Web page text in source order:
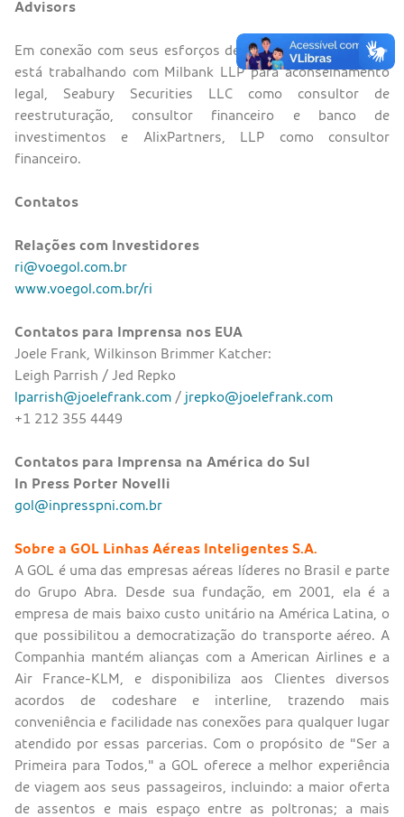
Advisors
Em conexão com seus esforços de reestruturação, a GOL
está trabalhando com Milbank LLP para aconselhamento
legal, Seabury Securities LLC como consultor de
reestruturação, consultor financeiro e banco de
investimentos e AlixPartners, LLP como consultor
financeiro.
Contatos
Relações com Investidores
ri@voegol.com.br
www.voegol.com.br/ri
Contatos para Imprensa nos EUA
Joele Frank, Wilkinson Brimmer Katcher:
Leigh Parrish / Jed Repko
lparrish@joelefrank.com / jrepko@joelefrank.com
+1 212 355 4449
Contatos para Imprensa na América do Sul
In Press Porter Novelli
gol@inpresspni.com.br
Sobre a GOL Linhas Aéreas Inteligentes S.A.
A GOL é uma das empresas aéreas líderes no Brasil e parte
do Grupo Abra. Desde sua fundação, em 2001, ela é a
empresa de mais baixo custo unitário na América Latina, o
que possibilitou a democratização do transporte aéreo. A
Companhia mantém alianças com a American Airlines e a
Air France-KLM, e disponibiliza aos Clientes diversos
acordos de codeshare e interline, trazendo mais
conveniência e facilidade nas conexões para qualquer lugar
atendido por essas parcerias. Com o propósito de "Ser a
Primeira para Todos," a GOL oferece a melhor experiência
de viagem aos seus passageiros, incluindo: a maior oferta
de assentos e mais espaço entre as poltronas; a mais